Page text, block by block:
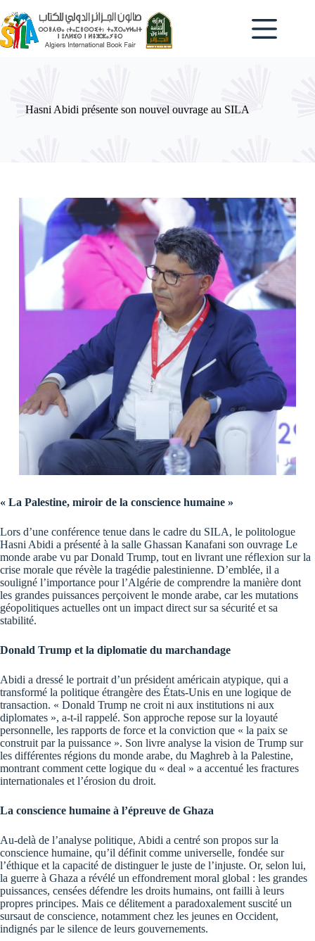
au
contenu
Hasni Abidi présente son nouvel ouvrage au SILA
« La Palestine, miroir de la conscience humaine »
Lors d’une conférence tenue dans le cadre du SILA, le politologue
Hasni Abidi a présenté à la salle Ghassan Kanafani son ouvrage Le
monde arabe vu par Donald Trump, tout en livrant une réflexion sur la
crise morale que révèle la tragédie palestinienne. D’emblée, il a
souligné l’importance pour l’Algérie de comprendre la manière dont
les grandes puissances perçoivent le monde arabe, car les mutations
géopolitiques actuelles ont un impact direct sur sa sécurité et sa
stabilité.
Donald Trump et la diplomatie du marchandage
Abidi a dressé le portrait d’un président américain atypique, qui a
transformé la politique étrangère des États-Unis en une logique de
transaction. « Donald Trump ne croit ni aux institutions ni aux
diplomates », a-t-il rappelé. Son approche repose sur la loyauté
personnelle, les rapports de force et la conviction que « la paix se
construit par la puissance ». Son livre analyse la vision de Trump sur
les différentes régions du monde arabe, du Maghreb à la Palestine,
montrant comment cette logique du « deal » a accentué les fractures
internationales et l’érosion du droit.
La conscience humaine à l’épreuve de Ghaza
Au-delà de l’analyse politique, Abidi a centré son propos sur la
conscience humaine, qu’il définit comme universelle, fondée sur
l’éthique et la capacité de distinguer le juste de l’injuste. Or, selon lui,
la guerre à Ghaza a révélé un effondrement moral global : les grandes
puissances, censées défendre les droits humains, ont failli à leurs
propres principes. Mais ce délitement a paradoxalement suscité un
sursaut de conscience, notamment chez les jeunes en Occident,
indignés par le silence de leurs gouvernements.